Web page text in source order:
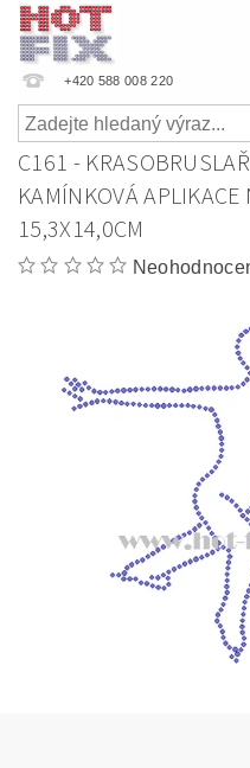
+420 588 008 220
C161 -
KAMÍNKOVÁ APLIKACE
15,3X14,0CM